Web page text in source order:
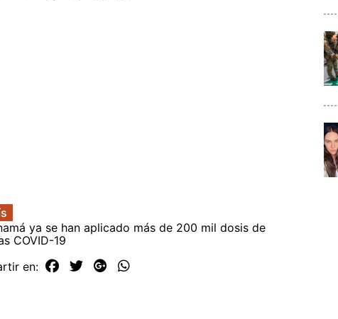
ya se han aplicado más de 200 mil dosis de
COVID-19
en: